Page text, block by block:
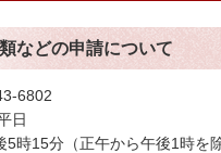
などの申請について
6802
日
時15分（正午から午後1時を除